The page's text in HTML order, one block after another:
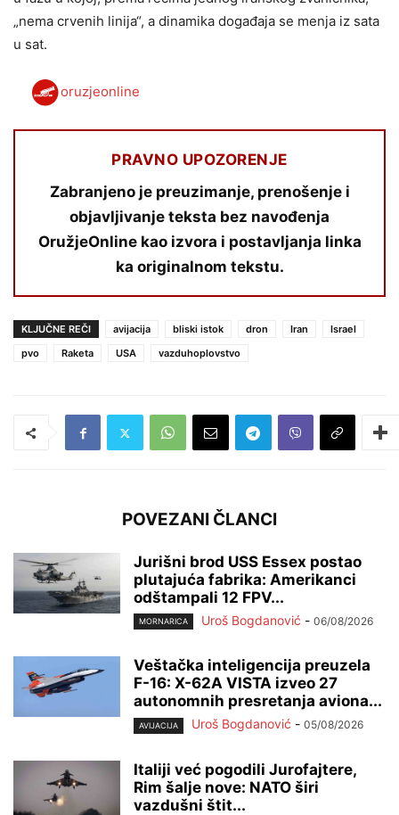
„nema crvenih linija“, a dinamika događaja se menja iz sata
u sat.
oruzjeonline
PRAVNO UPOZORENJE
Zabranjeno je preuzimanje, prenošenje i
objavljivanje teksta bez navođenja
OružjeOnline kao izvora i postavljanja linka
ka originalnom tekstu.
KLJUČNE REČI avijacija bliski istok dron Iran
Israel
pvo
Raketa USA vazduhoplovstvo
POVEZANI ČLANCI
Jurišni brod USS Essex postao
plutajuća fabrika: Amerikanci
odštampali 12 FPV...
MORNARICA Uroš Bogdanović - 06/08/2026
Veštačka inteligencija preuzela
F-16: X-62A VISTA izveo 27
autonomnih presretanja aviona...
AVIJACIJA Uroš Bogdanović - 05/08/2026
Italiji već pogodili Jurofajtere,
Rim šalje nove: NATO širi
vazdušni štit...